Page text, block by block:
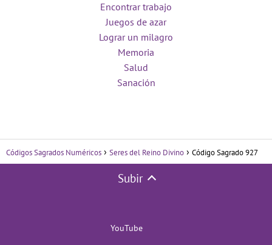
Encontrar trabajo
Juegos de azar
Lograr un milagro
Memoria
Salud
Sanación
Códigos Sagrados Numéricos Seres del Reino Divino Código Sagrado 927
Subir
YouTube